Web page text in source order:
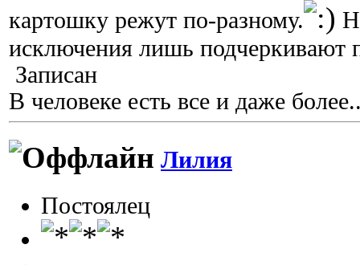
картошку режут по-разному.
исключения лишь подчеркивают
Записан
В человеке есть все и даже
Лилия
Постоялец